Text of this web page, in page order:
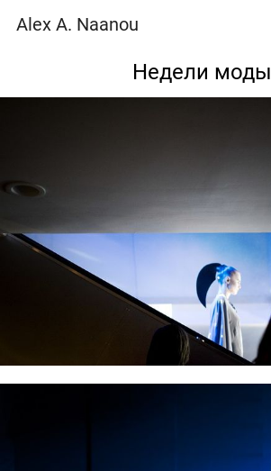
Alex A. Naanou
Недели моды